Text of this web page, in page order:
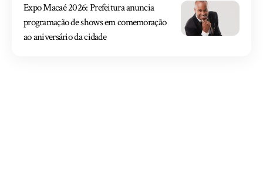
Expo Macaé 2026: Prefeitura anuncia
programação de shows em comemoração
ao aniversário da cidade